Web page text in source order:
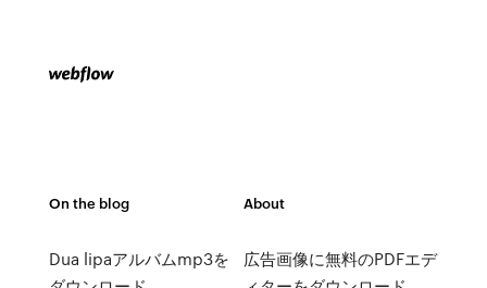
On the blog
Dua lipaアルバムmp3を
About
広告画像に無料のPDFエデ